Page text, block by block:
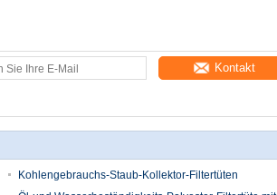
Kontakt
Kohlengebrauchs-Staub-Kollektor-Filtertüten